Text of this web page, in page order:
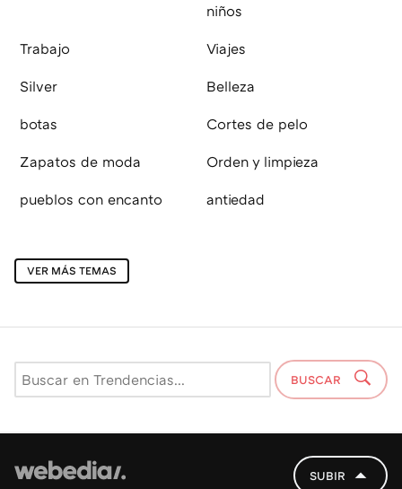
niños
Trabajo Viajes
Silver Belleza
botas Cortes de pelo
Zapatos de moda Orden y limpieza
pueblos con encanto antiedad
VER MÁS TEMAS
BUSCAR
SUBIR